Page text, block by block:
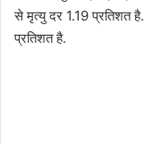
से मृत्यु दर 1.19 प्रतिशत
प्रतिशत है.